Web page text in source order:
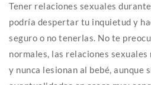
Tener relaciones sexuales
podría despertar tu inquietud y
seguro o no tenerlas. No te
normales, las relaciones
y nunca lesionan al bebé, aunque